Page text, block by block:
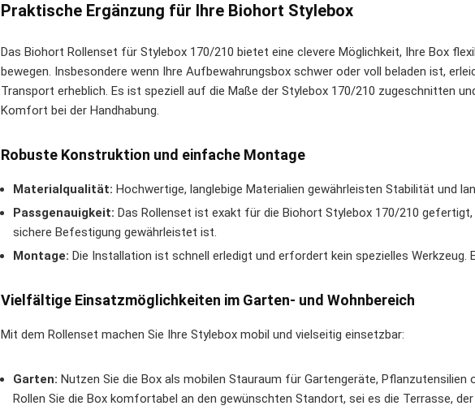
Praktische Ergänzung für Ihre Biohort Stylebox
Das Biohort Rollenset für Stylebox 170/210 bietet eine clevere Möglichkeit, Ihre Box
bewegen. Insbesondere wenn Ihre Aufbewahrungsbox schwer oder voll beladen ist,
Transport erheblich. Es ist speziell auf die Maße der Stylebox 170/210 zugeschnitten
Komfort bei der Handhabung.
Robuste Konstruktion und einfache Montage
Materialqualität: Hochwertige, langlebige Materialien gewährleisten Stabilität und
Passgenauigkeit: Das Rollenset ist exakt für die Biohort Stylebox 170/210
sichere Befestigung gewährleistet ist.
Montage: Die Installation ist schnell erledigt und erfordert kein spezielles Werkzeug.
Vielfältige Einsatzmöglichkeiten im Garten- und Wohnbereich
Mit dem Rollenset machen Sie Ihre Stylebox mobil und vielseitig einsetzbar:
Garten: Nutzen Sie die Box als mobilen Stauraum für Gartengeräte, Pflanzutensilien
Rollen Sie die Box komfortabel an den gewünschten Standort, sei es die Terrasse,